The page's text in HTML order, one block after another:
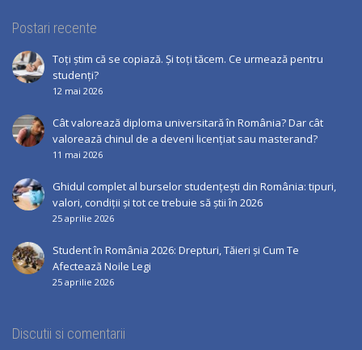
Postari recente
Toți știm că se copiază. Și toți tăcem. Ce urmează pentru
studenți?
12 mai 2026
Cât valorează diploma universitară în România? Dar cât
valorează chinul de a deveni licențiat sau masterand?
11 mai 2026
Ghidul complet al burselor studențești din România: tipuri,
valori, condiții și tot ce trebuie să știi în 2026
25 aprilie 2026
Student în România 2026: Drepturi, Tăieri și Cum Te
Afectează Noile Legi
25 aprilie 2026
Discutii si comentarii